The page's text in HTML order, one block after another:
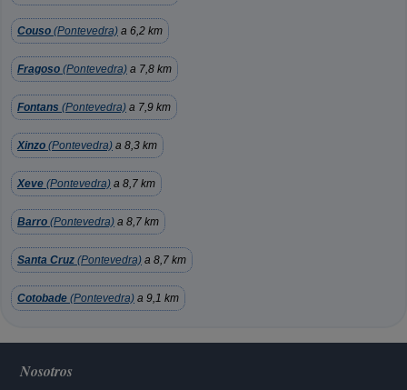
Couso (Pontevedra) a 6,2 km
Fragoso (Pontevedra) a 7,8 km
Fontans (Pontevedra) a 7,9 km
Xinzo (Pontevedra) a 8,3 km
Xeve (Pontevedra) a 8,7 km
Barro (Pontevedra) a 8,7 km
Santa Cruz (Pontevedra) a 8,7 km
Cotobade (Pontevedra) a 9,1 km
Nosotros